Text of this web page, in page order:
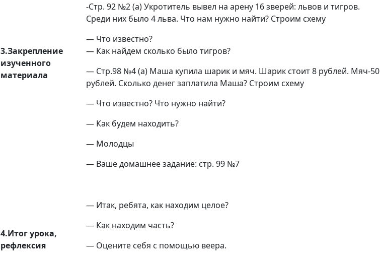
3.Закрепление
изученного
материала
-Стр. 92 №2 (а) Укротитель вывел на арену 16 зверей: львов и тигров.
Среди них было 4 льва. Что нам нужно найти? Строим схему
— Что известно?
— Как найдем сколько было тигров?
— Стр.98 №4 (а) Маша купила шарик и мяч. Шарик стоит 8 рублей. Мяч-50
рублей. Сколько денег заплатила Маша? Строим схему
— Что известно? Что нужно найти?
— Как будем находить?
— Молодцы
— Ваше домашнее задание: стр. 99 №7
4.Итог урока,
рефлексия
— Итак, ребята, как находим целое?
— Как находим часть?
— Оцените себя с помощью веера.